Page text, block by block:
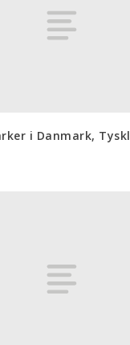
i Danmark,